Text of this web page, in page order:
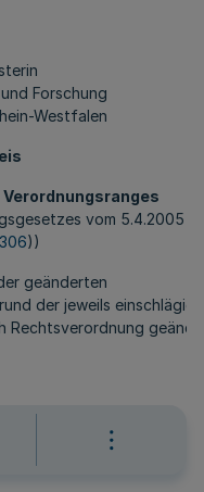
Forschung
Westfalen
vom 5.4.2005 (
))
geänderten
der jeweils
Rechtsverordnung